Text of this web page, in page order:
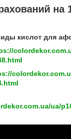
на
кислот для
ua/